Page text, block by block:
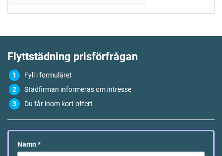
Flyttstädning prisförfrågan
Fyll i formuläret
Städfirman informeras om intresse
Du får inom kort offert
Namn *